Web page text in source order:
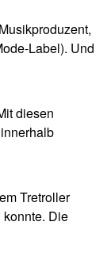
Label). Und
diesen
Tretroller
Die